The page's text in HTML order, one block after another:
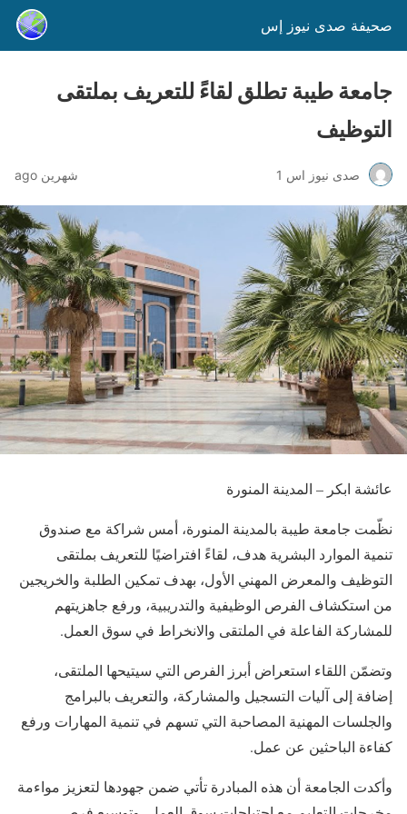
صحيفة صدى نيوز إس
جامعة طيبة تطلق لقاءً للتعريف بملتقى
التوظيف
صدى نيوز اس 1 شهرين ago
عائشة ابكر – المدينة المنورة
نظّمت جامعة طيبة بالمدينة المنورة، أمس شراكة مع صندوق
تنمية الموارد البشرية هدف، لقاءً افتراضيًا للتعريف بملتقى
التوظيف والمعرض المهني الأول، بهدف تمكين الطلبة والخريجين
من استكشاف الفرص الوظيفية والتدريبية، ورفع جاهزيتهم
للمشاركة الفاعلة في الملتقى والانخراط في سوق العمل.
وتضمّن اللقاء استعراض أبرز الفرص التي سيتيحها الملتقى،
إضافة إلى آليات التسجيل والمشاركة، والتعريف بالبرامج
والجلسات المهنية المصاحبة التي تسهم في تنمية المهارات ورفع
كفاءة الباحثين عن عمل.
وأكدت الجامعة أن هذه المبادرة تأتي ضمن جهودها لتعزيز مواءمة